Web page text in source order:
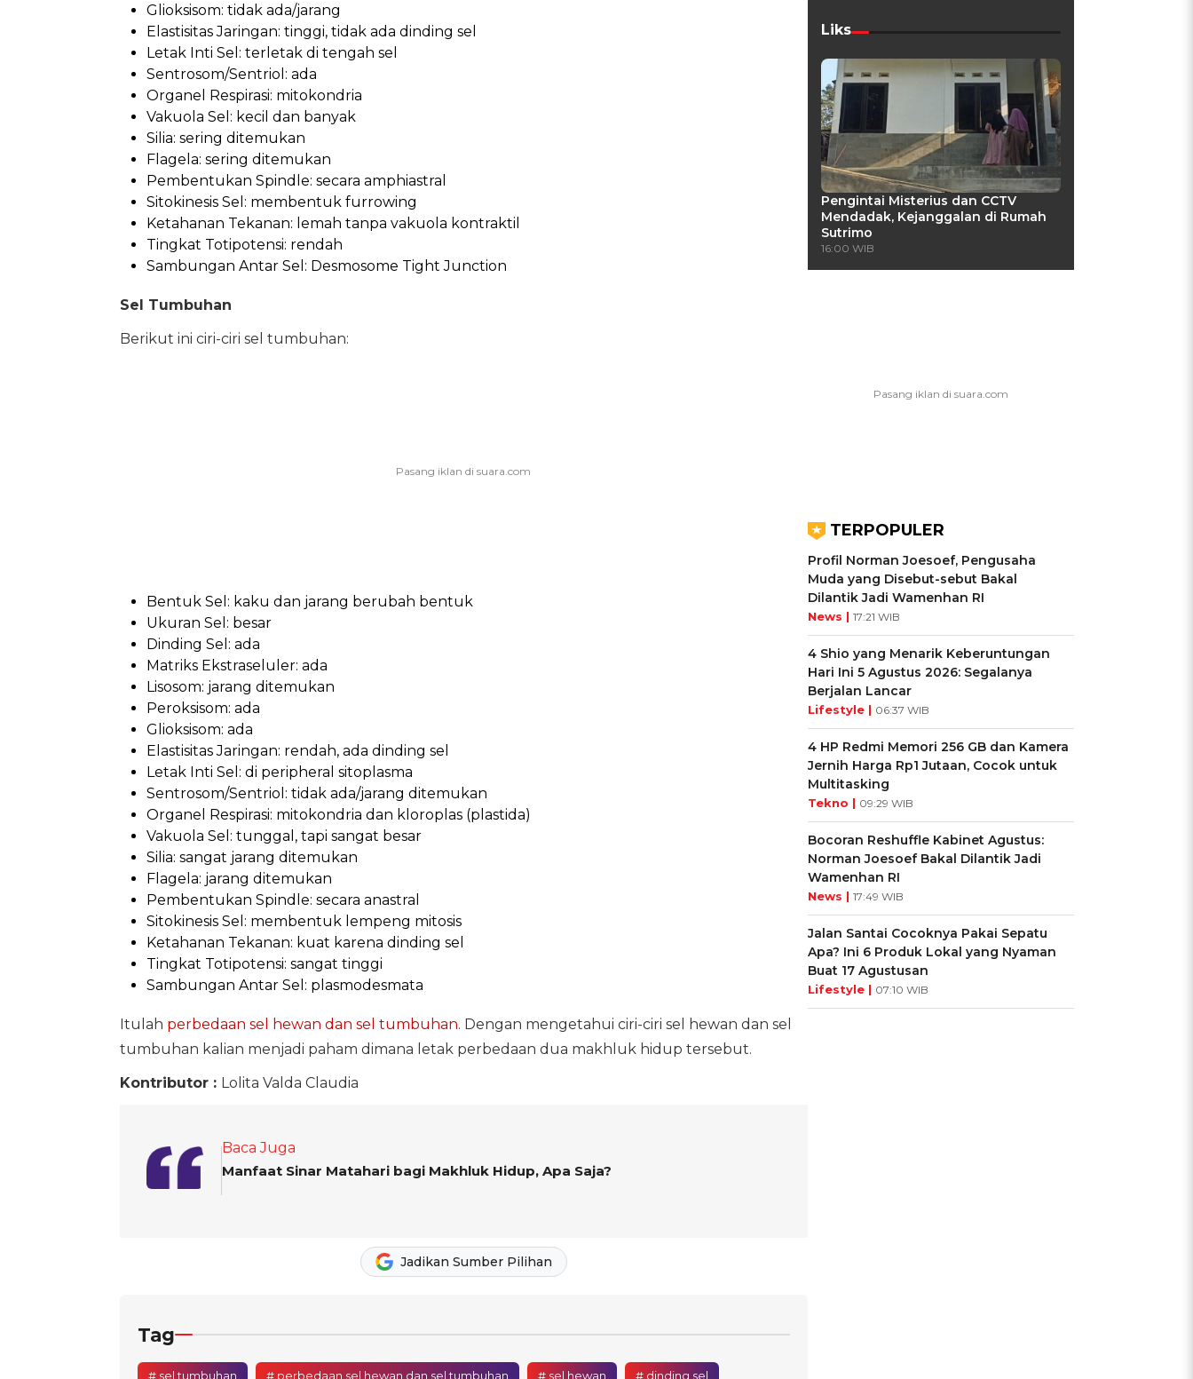
Glioksisom: tidak ada/jarang
Elastisitas Jaringan: tinggi, tidak ada dinding sel
Letak Inti Sel: terletak di tengah sel
Sentrosom/Sentriol: ada
Organel Respirasi: mitokondria
Vakuola Sel: kecil dan banyak
Silia: sering ditemukan
Flagela: sering ditemukan
Pembentukan Spindle: secara amphiastral
Sitokinesis Sel: membentuk furrowing
Ketahanan Tekanan: lemah tanpa vakuola kontraktil
Tingkat Totipotensi: rendah
Sambungan Antar Sel: Desmosome Tight Junction
Sel Tumbuhan
Berikut ini ciri-ciri sel tumbuhan:
Bentuk Sel: kaku dan jarang berubah bentuk
Ukuran Sel: besar
Dinding Sel: ada
Matriks Ekstraseluler: ada
Lisosom: jarang ditemukan
Peroksisom: ada
Glioksisom: ada
Elastisitas Jaringan: rendah, ada dinding sel
Letak Inti Sel: di peripheral sitoplasma
Sentrosom/Sentriol: tidak ada/jarang ditemukan
Organel Respirasi: mitokondria dan kloroplas (plastida)
Vakuola Sel: tunggal, tapi sangat besar
Silia: sangat jarang ditemukan
Flagela: jarang ditemukan
Pembentukan Spindle: secara anastral
Sitokinesis Sel: membentuk lempeng mitosis
Ketahanan Tekanan: kuat karena dinding sel
Tingkat Totipotensi: sangat tinggi
Sambungan Antar Sel: plasmodesmata
Itulah perbedaan sel hewan dan sel tumbuhan. Dengan mengetahui ciri-ciri sel hewan dan sel
tumbuhan kalian menjadi paham dimana letak perbedaan dua makhluk hidup tersebut.
Kontributor : Lolita Valda Claudia
Baca Juga
Manfaat Sinar Matahari bagi Makhluk Hidup, Apa Saja?
Jadikan Sumber Pilihan
Tag
# sel tumbuhan # perbedaan sel hewan dan sel tumbuhan # sel hewan # dinding sel
Liks
Pengintai Misterius dan CCTV
Mendadak, Kejanggalan di Rumah
Sutrimo
16:00 WIB
TERPOPULER
Profil Norman Joesoef, Pengusaha
Muda yang Disebut-sebut Bakal
Dilantik Jadi Wamenhan RI
News | 17:21 WIB
4 Shio yang Menarik Keberuntungan
Hari Ini 5 Agustus 2026: Segalanya
Berjalan Lancar
Lifestyle | 06:37 WIB
4 HP Redmi Memori 256 GB dan Kamera
Jernih Harga Rp1 Jutaan, Cocok untuk
Multitasking
Tekno | 09:29 WIB
Bocoran Reshuffle Kabinet Agustus:
Norman Joesoef Bakal Dilantik Jadi
Wamenhan RI
News | 17:49 WIB
Jalan Santai Cocoknya Pakai Sepatu
Apa? Ini 6 Produk Lokal yang Nyaman
Buat 17 Agustusan
Lifestyle | 07:10 WIB